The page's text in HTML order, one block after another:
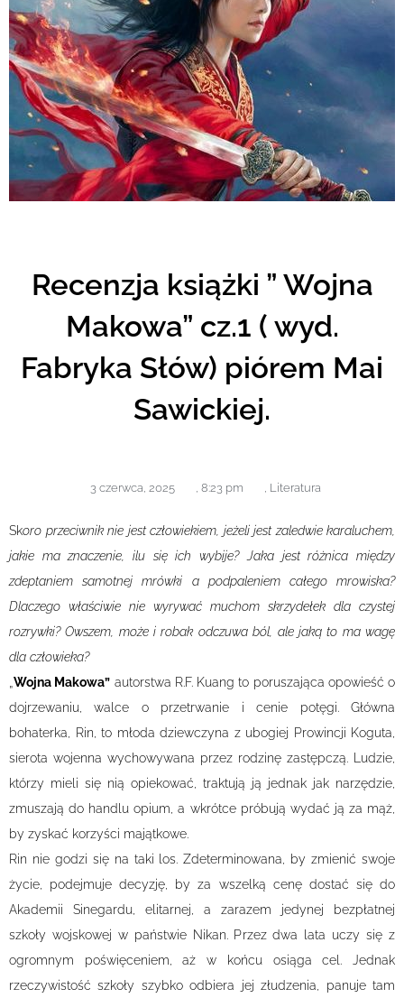
Recenzja książki ” Wojna
Makowa” cz.1 ( wyd.
Fabryka Słów) piórem Mai
Sawickiej.
3 czerwca, 2025 , 8:23 pm , Literatura
Skoro przeciwnik nie jest człowiekiem, jeżeli jest zaledwie karaluchem,
jakie ma znaczenie, ilu się ich wybije? Jaka jest różnica między
zdeptaniem samotnej mrówki a podpaleniem całego mrowiska?
Dlaczego właściwie nie wyrywać muchom skrzydełek dla czystej
rozrywki? Owszem, może i robak odczuwa ból, ale jaką to ma wagę
dla człowieka?
Wojna Makowa” autorstwa R.F. Kuang to poruszająca opowieść o
dojrzewaniu, walce o przetrwanie i cenie potęgi. Główna
bohaterka, Rin, to młoda dziewczyna z ubogiej Prowincji Koguta,
sierota wojenna wychowywana przez rodzinę zastępczą. Ludzie,
którzy mieli się nią opiekować, traktują ją jednak jak narzędzie,
zmuszają do handlu opium, a wkrótce próbują wydać ją za mąż,
by zyskać korzyści majątkowe.
Rin nie godzi się na taki los. Zdeterminowana, by zmienić swoje
życie, podejmuje decyzję, by za wszelką cenę dostać się do
Akademii Sinegardu, elitarnej, a zarazem jedynej bezpłatnej
szkoły wojskowej w państwie Nikan. Przez dwa lata uczy się z
ogromnym poświęceniem, aż w końcu osiąga cel. Jednak
rzeczywistość szkoły szybko odbiera jej złudzenia, panuje tam